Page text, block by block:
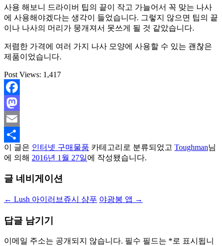
사용 해보니 드라이버 팁의 끝이 작고 가늘어서 꼭 맞는 나사
에 사용해야겠다는 생각이 들었습니다. 그렇지 않으면 팁의 끝
이나 나사의 머리가 뭉개져서 못쓰게 될 것 같았습니다.
저렴한 가격에 여러 가지 나사 모양에 사용할 수 있는 괜찮은
제품이었습니다.
Post Views: 1,417
Facebook
Mastodon
Email
Share
이 글은 인터넷 구매물품 카테고리로 분류되었고 Toughman님
에 의해 2016년 1월 27일에 작성됐습니다.
글 네비게이션
← Lush 아이러브쥬시 샴푸 야광봉 앱 →
답글 남기기
이메일 주소는 공개되지 않습니다. 필수 필드는 *로 표시됩니